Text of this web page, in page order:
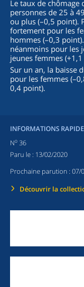
Le taux de
personnes de 25 à
ou plus (–0,5 point).
fortement pour les
hommes (–0,3
néanmoins pour les
jeunes femmes
Sur un an, la baisse
pour les femmes
0,4 point).
INFORMATIONS
No 36
Paru le : 13/02/2020
Prochaine parution : 07/
Découvrir la